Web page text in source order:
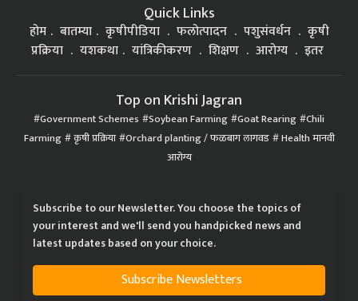
Quick Links
होम बातम्या कृषीपीडिया फलोत्पादन पशुसंवर्धन
कृषी
प्रक्रिया
यशकथा यांत्रिकीकरण शिक्षण आरोग्य इतर
Top on Krishi Jagran
Government Schemes Soybean Farming Goat Rearing Chili
Farming कृषी प्रक्रिया Orchard planting / फळबाग लागवड Health मानवी
आरोग्य
Subscribe to our Newsletter. You choose the topics of
your interest and we'll send you handpicked news and
latest updates based on your choice.
Subscribe Newsletters